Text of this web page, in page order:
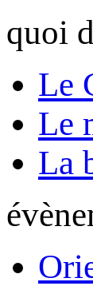
quoi
Le
Le
La